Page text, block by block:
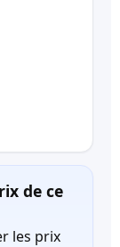
de ce
les prix